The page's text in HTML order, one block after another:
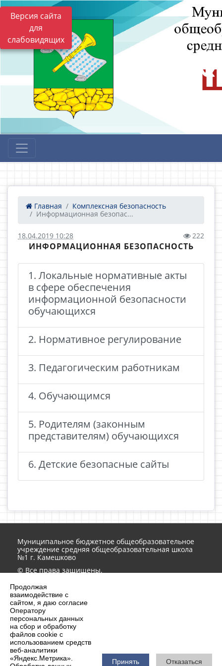
Продолжая
взаимодействие с
сайтом, я даю согласие
Оператору
персональных данных
на сбор и обработку
файлов cookie с
использованием средств
веб-аналитики
«Яндекс.Метрика».
Принять Отказаться
Версия сайта
для
слабовидящих
Главная
Комплексная безопасность
Информационная безопас...
18.04.2019 10:28 222
ИНФОРМАЦИОННАЯ БЕЗОПАСНОСТЬ
1. Локальные нормативные акты
в сфере обеспечения
информационной безопасности
обучающихся
2. Нормативное регулирование
3. Педагогическим работникам
4. Обучающимся
5. Родителям (законным
представителям) обучающихся
6. Детские безопасные сайты
Муниципальное бюджетное общеобразовательное
учреждение средняя общеобразовательная школа
№1 г. Камешково
© Все права защищены.
Обработка персональных данных на сайте ведется в
соответствии152-ФЗ
Контактная информация
school1-21051@yandex.ru
8 (49248) 2-10-51, 2-12-36
601301, Владимирская область, г.Камешково,
ул.Гоголя, 5а